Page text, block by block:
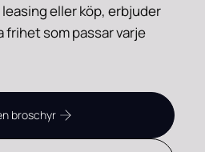
eller köp, erbjuder
frihet som passar varje
broschyr